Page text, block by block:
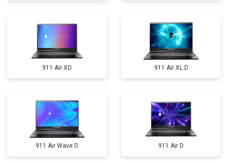
911 Air XD 911 Air XL D
911 Air Wave D 911 Air D